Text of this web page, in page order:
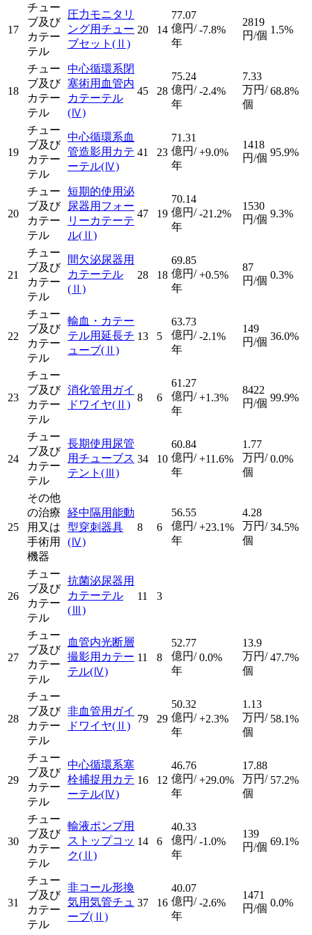
17
チュー
ブ及び
カテー
テル
圧力モニタリ
ング用チュー
ブセット (Ⅱ)
20 14
77.07
億円/
年
-7.8%
2819
円/個 1.5%
18
チュー
ブ及び
カテー
テル
中心循環系閉
塞術用血管内
カテーテル
(Ⅳ)
45 28
75.24
億円/
年
-2.4%
7.33
万円/
個
68.8%
19
チュー
ブ及び
カテー
テル
中心循環系血
管造影用カテ
ーテル(Ⅳ)
41 23
71.31
億円/
年
+9.0%
1418
円/個 95.9%
20
チュー
ブ及び
カテー
テル
短期的使用泌
尿器用フォー
リーカテーテ
ル(Ⅱ)
47 19
70.14
億円/
年
-21.2%
1530
円/個 9.3%
21
チュー
ブ及び
カテー
テル
間欠泌尿器用
カテーテル
(Ⅱ)
28 18
69.85
億円/
年
+0.5%
87
円/個 0.3%
22
チュー
ブ及び
カテー
テル
輸血・カテー
テル用延長チ
ューブ(Ⅱ)
13 5
63.73
億円/
年
-2.1%
149
円/個 36.0%
23
チュー
ブ及び
カテー
テル
消化管用ガイ
ドワイヤ(Ⅱ)
8 6
61.27
億円/
年
+1.3%
8422
円/個 99.9%
24
チュー
ブ及び
カテー
テル
長期使用尿管
用チューブス
テント (Ⅲ)
34 10
60.84
億円/
年
+11.6%
1.77
万円/
個
0.0%
25
その他
の治療
用又は
手術用
機器
経中隔用能動
型穿刺器具
(Ⅳ)
8 6
56.55
億円/
年
+23.1%
4.28
万円/
個
34.5%
26
チュー
ブ及び
カテー
テル
抗菌泌尿器用
カテーテル
(Ⅲ)
11 3
27
チュー
ブ及び
カテー
テル
血管内光断層
撮影用カテー
テル(Ⅳ)
11 8
52.77
億円/
年
0.0%
13.9
万円/
個
47.7%
28
チュー
ブ及び
カテー
テル
非血管用ガイ
ドワイヤ(Ⅱ)
79 29
50.32
億円/
年
+2.3%
1.13
万円/
個
58.1%
29
チュー
ブ及び
カテー
テル
中心循環系塞
栓捕捉用カテ
ーテル(Ⅳ)
16 12
46.76
億円/
年
+29.0%
17.88
万円/
個
57.2%
30
チュー
ブ及び
カテー
テル
輸液ポンプ用
ストップコッ
ク(Ⅱ)
14 6
40.33
億円/
年
-1.0%
139
円/個 69.1%
31
チュー
ブ及び
カテー
テル
非コール形換
気用気管チュ
ーブ(Ⅱ)
37 16
40.07
億円/
年
-2.6%
1471
円/個 0.0%